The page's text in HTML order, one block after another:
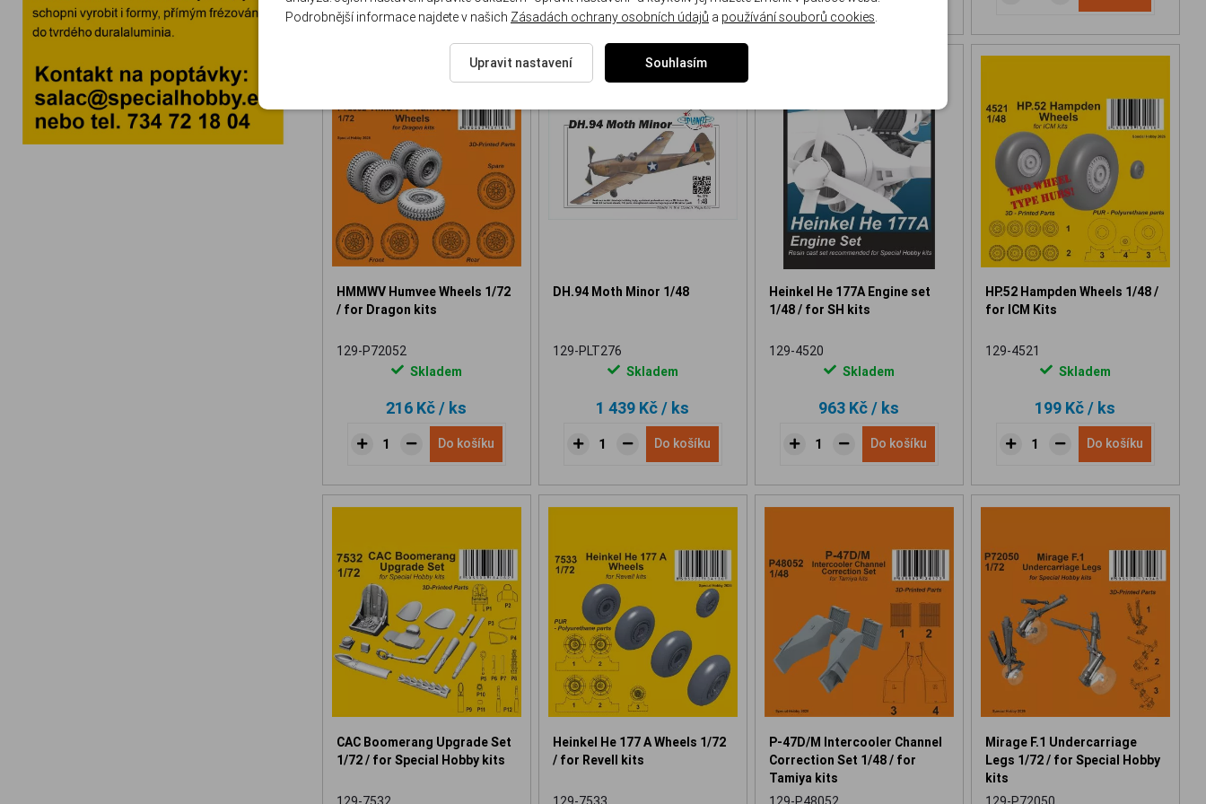
NOVINKA
HMMWV Humvee Wheels 1/72
/ for Dragon kits
129-P72052
Skladem
216 Kč/ ks
Do košíku
NOVINKA
DH.94 Moth Minor 1/48
129-PLT276
Skladem
1 439 Kč/ ks
Do košíku
Heinkel He 177A Engine set
1/48 / for SH kits
129-4520
Skladem
963 Kč/ ks
Do košíku
HP.52 Hampden Wheels 1/48 /
for ICM Kits
129-4521
Skladem
199 Kč/ ks
Do košíku
CAC Boomerang Upgrade Set
1/72 / for Special Hobby kits
Heinkel He 177 A Wheels 1/72
/ for Revell kits
P-47D/M Intercooler Channel
Correction Set 1/48 / for
Tamiya kits
Mirage F.1 Undercarriage
Legs 1/72 / for Special Hobby
kits
Podrobnější informace najdete v našich Zásadách ochrany osobních údajů a používání souborů cookies.
Upravit nastavení Souhlasím